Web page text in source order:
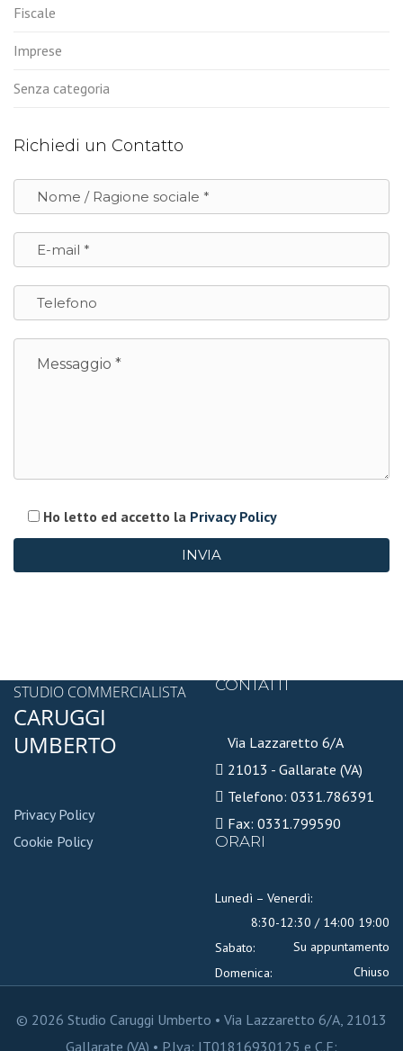
Fiscale
Imprese
Senza categoria
Richiedi un Contatto
Ho letto ed accetto la Privacy Policy
STUDIO COMMERCIALISTA
CARUGGI
UMBERTO
Privacy Policy
Cookie Policy
CONTATTI
Via Lazzaretto 6/A
21013 - Gallarate (VA)
Telefono: 0331.786391
Fax: 0331.799590
ORARI
Lunedì – Venerdì:
8:30-12:30 / 14:00 19:00
Sabato:
Su appuntamento
Domenica:
Chiuso
© 2026 Studio Caruggi Umberto • Via Lazzaretto 6/A, 21013
Gallarate (VA) • P.Iva: IT01816930125 e C.F: